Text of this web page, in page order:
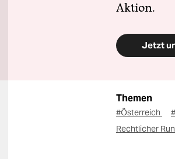
Aktion.
Jetzt
Themen
#Österreich
Rechtlicher